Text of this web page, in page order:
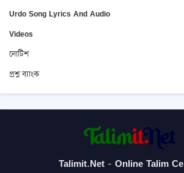
Urdo Song Lyrics And Audio
Videos
নোটিশ
প্রশ্ন ব্যাংক
Talimit.Net - Online Talim